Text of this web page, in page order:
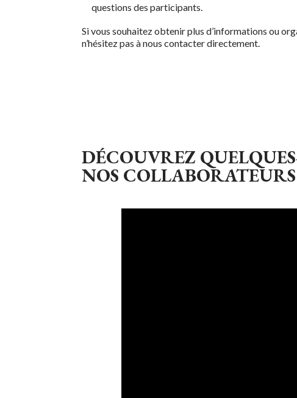
questions des participants.
Si vous souhaitez obtenir plus d’informations ou
n’hésitez pas à nous contacter directement.
DÉCOUVREZ
NOS